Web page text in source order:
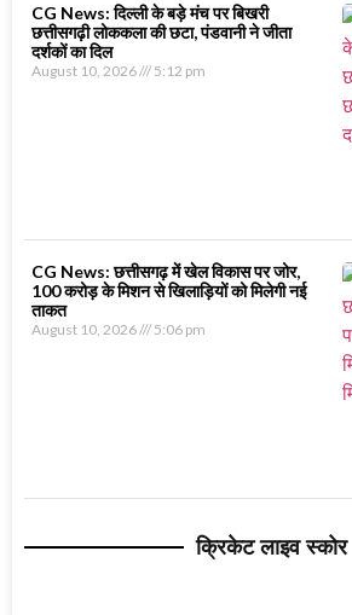
CG News: दिल्ली के बड़े मंच पर बिखरी
छत्तीसगढ़ी लोककला की छटा, पंडवानी ने जीता
दर्शकों का दिल
August 10, 2026 5:12 pm
CG News: छत्तीसगढ़ में खेल विकास पर जोर,
100 करोड़ के मिशन से खिलाड़ियों को मिलेगी नई
ताकत
August 10, 2026 5:06 pm
क्रिकेट लाइव स्कोर